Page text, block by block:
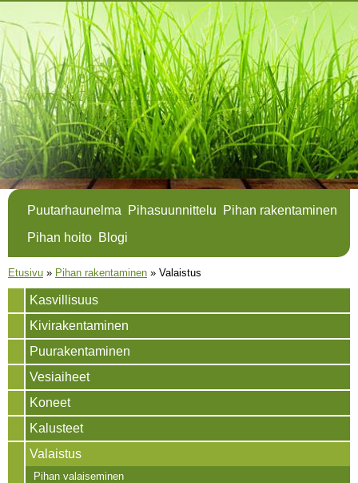
Hyppää
pääsisältöön
Puutarhaunelma Pihasuunnittelu
Pihan rakentaminen
Pihan hoito Blogi
Olet täällä
Etusivu » Pihan rakentaminen » Valaistus
Kasvillisuus
Kivirakentaminen
Puurakentaminen
Vesiaiheet
Koneet
Kalusteet
Valaistus
Pihan valaiseminen